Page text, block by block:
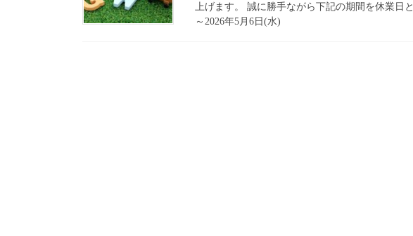
上げます。 誠に勝手ながら下記の期間を休業日
～2026年5月6日(水)